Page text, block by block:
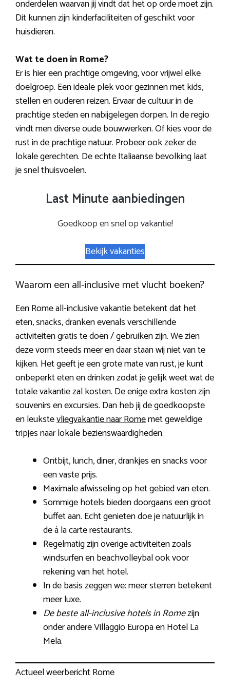
onderdelen waarvan jij vindt dat het op orde moet zijn.
Dit kunnen zijn kinderfaciliteiten of geschikt voor
huisdieren.
Wat te doen in Rome?
Er is hier een prachtige omgeving, voor vrijwel elke
doelgroep. Een ideale plek voor gezinnen met kids,
stellen en ouderen reizen. Ervaar de cultuur in de
prachtige steden en nabijgelegen dorpen. In de regio
vindt men diverse oude bouwwerken. Of kies voor de
rust in de prachtige natuur. Probeer ook zeker de
lokale gerechten. De echte Italiaanse bevolking laat
je snel thuisvoelen.
Last Minute aanbiedingen
Goedkoop en snel op vakantie!
Bekijk vakanties
Waarom een all-inclusive met vlucht boeken?
Een Rome all-inclusive vakantie betekent dat het
eten, snacks, dranken evenals verschillende
activiteiten gratis te doen / gebruiken zijn. We zien
deze vorm steeds meer en daar staan wij niet van te
kijken. Het geeft je een grote mate van rust, je kunt
onbeperkt eten en drinken zodat je gelijk weet wat de
totale vakantie zal kosten. De enige extra kosten zijn
souvenirs en excursies. Dan heb jij de goedkoopste
en leukstevliegvakantie naar Romemet geweldige
tripjes naar lokale bezienswaardigheden.
Ontbijt, lunch, diner, drankjes en snacks voor
een vaste prijs.
Maximale afwisseling op het gebied van eten.
Sommige hotels bieden doorgaans een groot
buffet aan. Echt genieten doe je natuurlijk in
de à la carte restaurants.
Regelmatig zijn overige activiteiten zoals
windsurfen en beachvolleybal ook voor
rekening van het hotel.
In de basis zeggen we: meer sterren betekent
meer luxe.
De beste all-inclusive hotels in Romezijn
onder andere Villaggio Europa en Hotel La
Mela.
Actueel weerbericht Rome